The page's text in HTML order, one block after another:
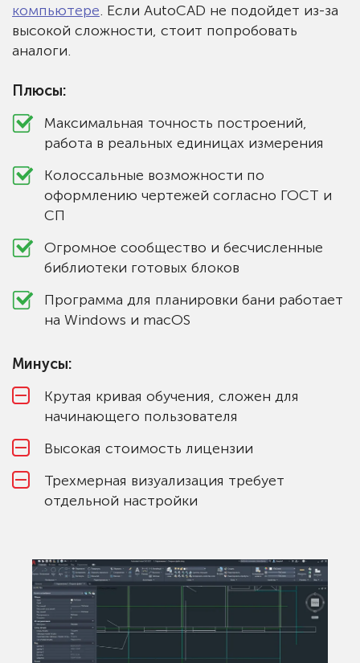
компьютере. Если AutoCAD не подойдет из-за
высокой сложности, стоит попробовать
аналоги.
Плюсы:
Максимальная точность построений,
работа в реальных единицах измерения
Колоссальные возможности по
оформлению чертежей согласно ГОСТ и
СП
Огромное сообщество и бесчисленные
библиотеки готовых блоков
Программа для планировки бани работает
на Windows и macOS
Минусы:
Крутая кривая обучения, сложен для
начинающего пользователя
Высокая стоимость лицензии
Трехмерная визуализация требует
отдельной настройки